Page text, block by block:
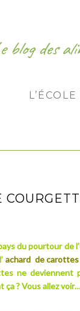
blog des
du pourtour de
achard de carottes
ne deviennent
? Vous allez voir…